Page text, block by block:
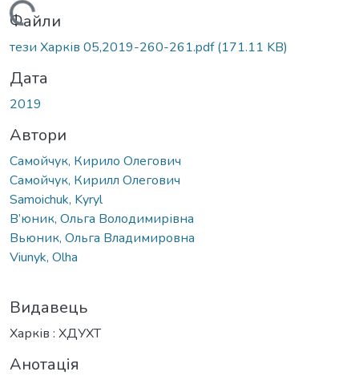
Файли
тези Харків 05,2019-260-261.pdf(171.11 KB)
Дата
2019
Автори
Самойчук, Кирило Олегович
Самойчук, Кирилл Олегович
Samoichuk, Kyryl
В’юник, Ольга Володимирівна
Вьюник, Ольга Владимировна
Viunyk, Olha
Видавець
Харків : ХДУХТ
Анотація